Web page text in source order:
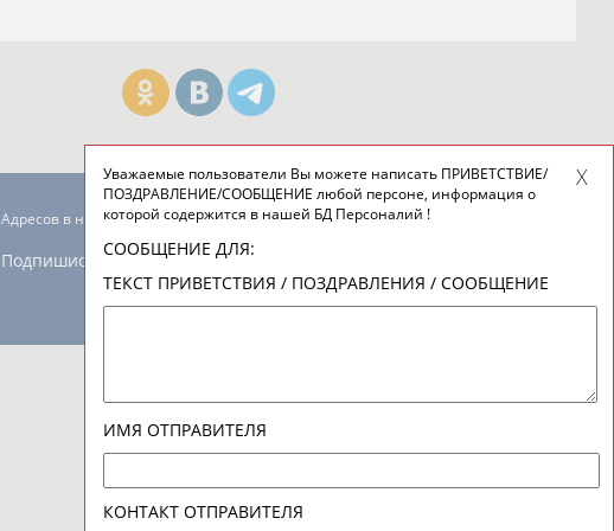
Адресов в новостной рассылке: 996
Подпишись
Уважаемые пользователи Вы можете написать ПРИВЕТСТВИЕ/
ПОЗДРАВЛЕНИЕ/СООБЩЕНИЕ любой персоне, информация о
которой содержится в нашей БД Персоналий !
СООБЩЕНИЕ ДЛЯ:
ТЕКСТ ПРИВЕТСТВИЯ / ПОЗДРАВЛЕНИЯ / СООБЩЕНИЕ
ИМЯ ОТПРАВИТЕЛЯ
КОНТАКТ ОТПРАВИТЕЛЯ